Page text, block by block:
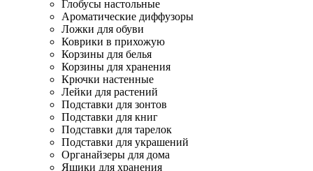
Глобусы настольные
Ароматические диффузоры
Ложки для обуви
Коврики в прихожую
Корзины для белья
Корзины для хранения
Крючки настенные
Лейки для растений
Подставки для зонтов
Подставки для книг
Подставки для тарелок
Подставки для украшений
Органайзеры для дома
Ящики для хранения